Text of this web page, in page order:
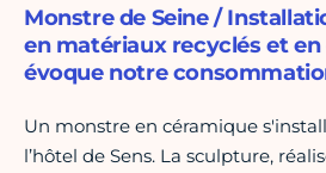
Monstre de Seine /
en matériaux recyclés et
évoque notre
Un monstre en céramique
l’hôtel de Sens. La sculpture,